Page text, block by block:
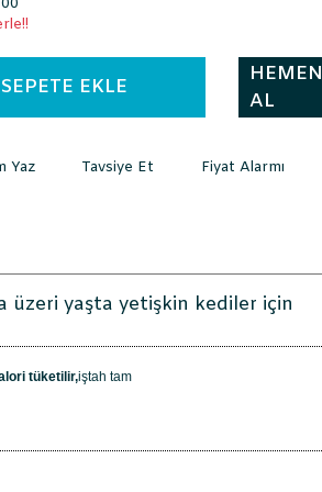
SEPETE EKLE
HEMEN
AL
Yaz Tavsiye Et Fiyat Alarmı
üzeri yaşta yetişkin kediler için
tüketilir,iştah tam